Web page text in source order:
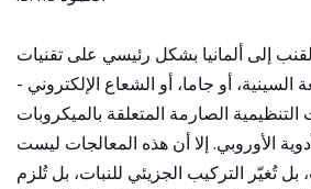
إلى ألمانيا بشكل رئيسي على تقنيات
السينية، أو جاما، أو الشعاع الإلكتروني -
التنظيمية الصارمة المتعلقة بالميكروبات
الأوروبي. إلا أن هذه المعالجات ليست
تُغيّر التركيب الجزيئي للنبات، بل تُلزم